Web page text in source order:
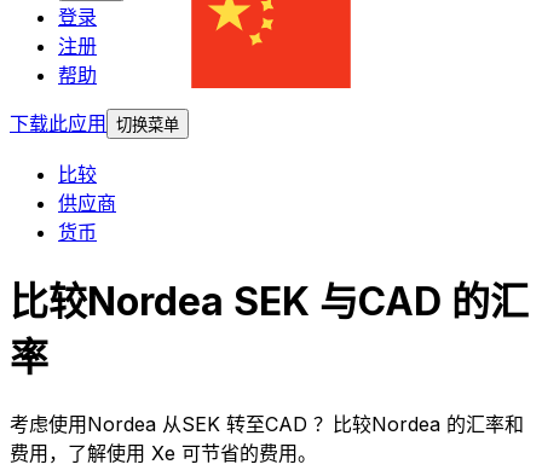
登录
注册
帮助
下载此应用
切换菜单
比较
供应商
货币
比较Nordea SEK 与CAD 的汇
率
考虑使用Nordea 从SEK 转至CAD ？比较Nordea 的汇率和
费用，了解使用 Xe 可节省的费用。